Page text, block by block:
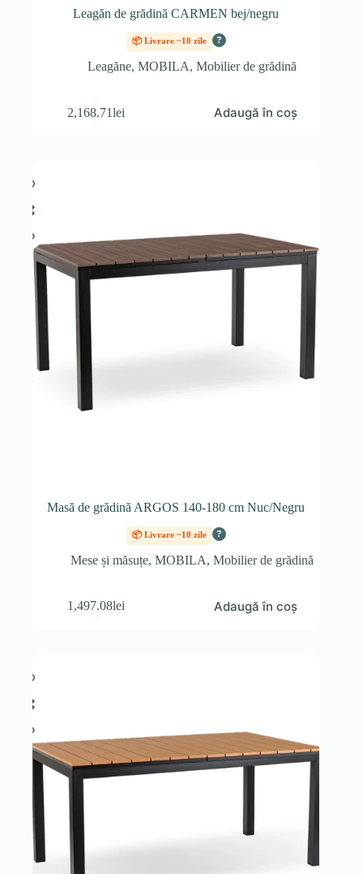
Leagăn de grădină CARMEN bej/negru
📦 Livrare ~10 zile ?
Leagăne,MOBILA,Mobilier de grădină
2,168.71lei Adaugă în coș
Masă de grădină ARGOS 140-180 cm Nuc/Negru
📦 Livrare ~10 zile ?
Mese și măsuțe,MOBILA,Mobilier de grădină
1,497.08lei Adaugă în coș